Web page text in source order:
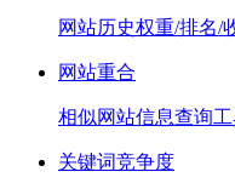
网站历史权重/排名/
网站重合
相似网站信息查询
关键词竞争度